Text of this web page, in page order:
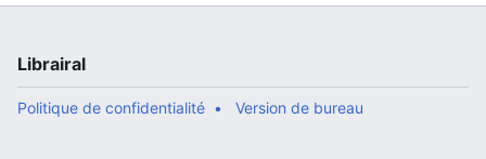
Librairal
Politique de confidentialité Version de bureau